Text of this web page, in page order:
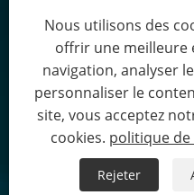
Droits d'auteur © 2024
rayonne de
Links Sitemap RSS XML
Nous utilisons des
offrir une meilleure
navigation, analyser
personnaliser le
site, vous acceptez
cookies. politique
Rejeter